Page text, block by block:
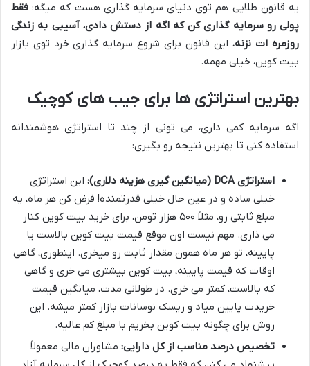
یه قانون طلایی هم توی دنیای سرمایه گذاری هست که میگه: فقط
پولی رو سرمایه گذاری کن که اگه از دستش دادی، آسیبی به زندگی
روزمره ات نزنه. این قانون برای شروع سرمایه گذاری خرد توی بازار
بیت کوین، خیلی مهمه.
بهترین استراتژی ها برای جیب های کوچیک
اگه سرمایه کمی داری، می تونی از چند تا استراتژی هوشمندانه
استفاده کنی تا بهترین نتیجه رو بگیری:
استراتژی DCA (میانگین گیری هزینه دلاری):
این استراتژی
خیلی ساده و در عین حال خیلی قدرتمنده! فرض کن هر ماه، یه
مبلغ ثابتی رو، مثلاً ۵۰۰ هزار تومن، برای خرید بیت کوین کنار
می ذاری. مهم نیست اون موقع قیمت بیت کوین بالاست یا
پایینه، تو هر ماه همون مقدار ثابت رو میخری. اینطوری، گاهی
اوقات که قیمت پایینه، بیت کوین بیشتری می خری و گاهی
که بالاست، کمتر می خری. در طولانی مدت، میانگین قیمت
خریدت پایین میاد و ریسک نوسانات بازار کمتر میشه. این
روش برای چگونه بیت کوین بخریم با مبلغ کم عالیه.
تخصیص درصد مناسب از کل دارایی: مشاوران مالی معمولاً